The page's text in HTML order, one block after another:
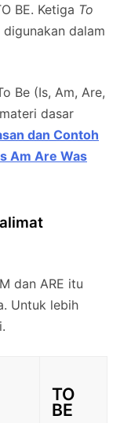
BE. Ketiga To
dalam
Be (Is, Am, Are,
dasar
dan Contoh
Am Are Was
dan ARE itu
Untuk lebih
TO
BE